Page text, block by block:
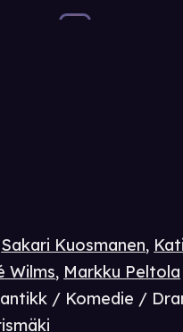
Sakari Kuosmanen, Kati
Wilms, Markku Peltola
/ Komedie /